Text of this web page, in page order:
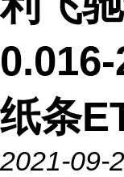
纸条
2021-09-